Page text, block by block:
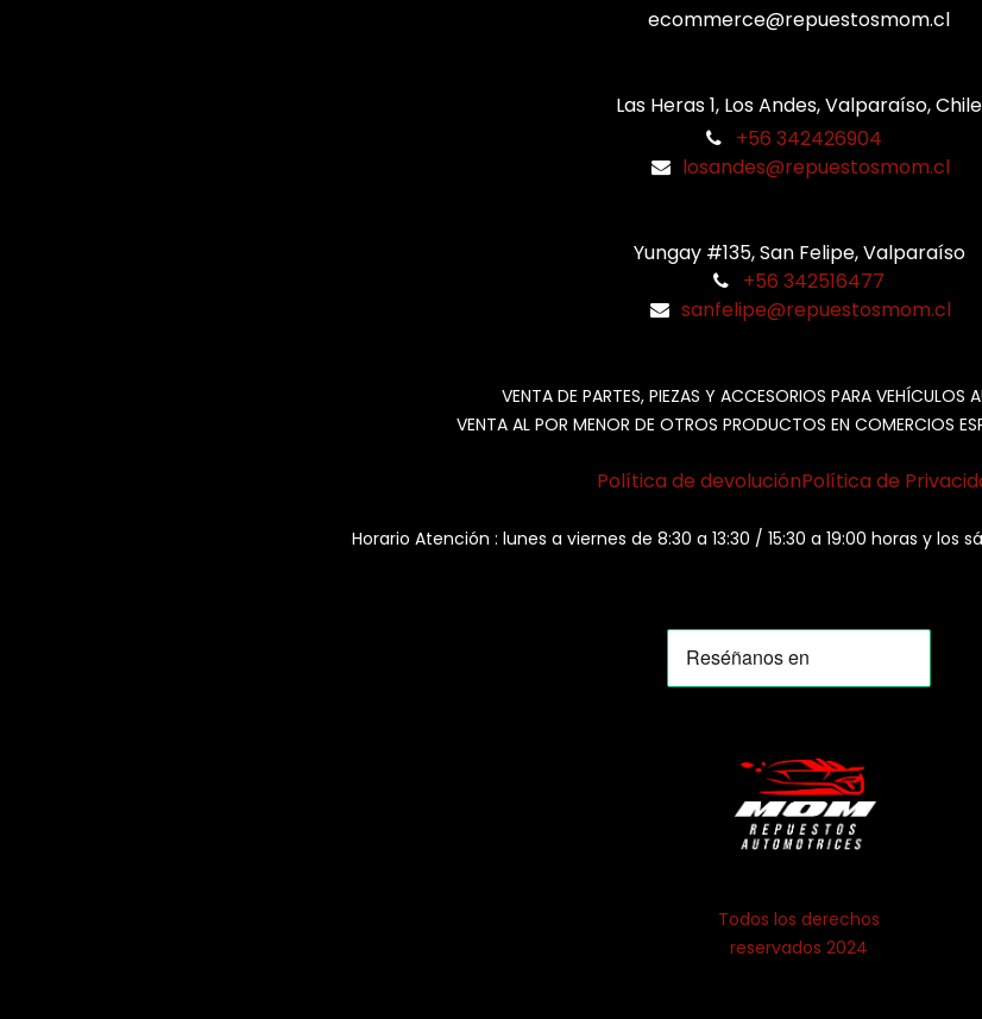
ecommerce@repuestosmom.cl
Las Heras 1, Los Andes, Valparaíso, Chile
+56 342426904
losandes@repuestosmom.cl
Yungay #135, San Felipe, Valparaíso
+56 342516477
sanfelipe@repuestosmom.cl
VENTA DE PARTES, PIEZAS Y ACCESORIOS PARA VEHÍCULOS
VENTA AL POR MENOR DE OTROS PRODUCTOS EN COMERCIOS
Política de devoluciónPolítica de
Horario Atención : lunes a viernes de 8:30 a 13:30 / 15:30 a 19:00 horas y los
Todos los derechos
reservados 2024